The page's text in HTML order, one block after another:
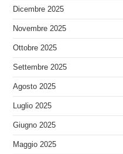
Dicembre 2025
Novembre 2025
Ottobre 2025
Settembre 2025
Agosto 2025
Luglio 2025
Giugno 2025
Maggio 2025